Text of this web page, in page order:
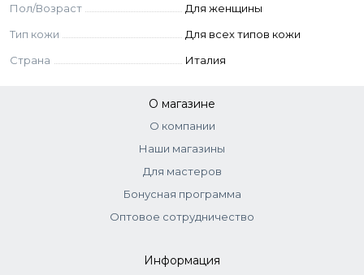
Пол/Возраст
Для женщины
Тип кожи
Для всех типов кожи
Страна
Италия
О магазине
О компании
Наши магазины
Для мастеров
Бонусная программа
Оптовое сотрудничество
Информация